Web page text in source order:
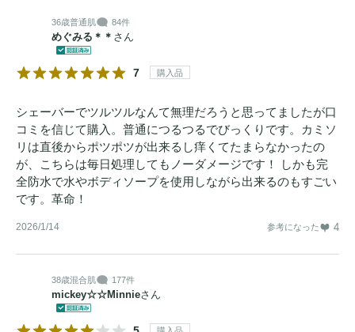
36歳普通肌 84件
めぐみる＊＊ さん
7 購入品
シェーバーでツルツルなんて無理だろうと思ってましたが口
コミを信じて購入。普通につるつるでびっくりです。カミソ
リは直後からポツポツが出来るし痒くてたまらなかったの
が、こちらは毎日処理してもノーダメージです！ しかも完
全防水で水やボディソープを使用しながら出来るのもすごい
です。革命！
2026/1/14 参考になった 4
38歳混合肌 177件
mickey☆☆Minnieさん